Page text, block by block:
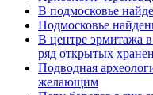
В подмосковье
Подмосковье
В центре эрмитажа
ряд открытых
Подводная
желающим